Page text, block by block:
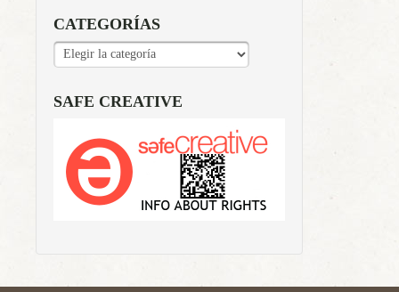
CATEGORÍAS
CATEGORÍAS
SAFE CREATIVE